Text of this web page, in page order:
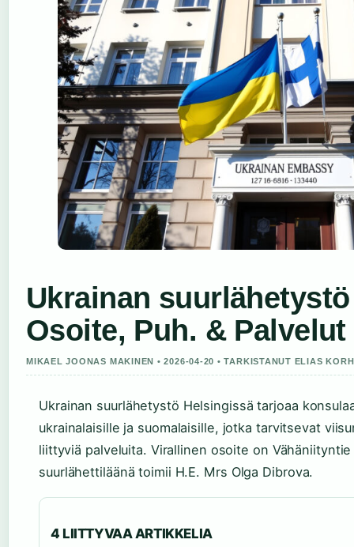
Ukrainan
Osoite, Puh. & Palvelut
MIKAEL JOONAS MAKINEN • 2026-04-20 • TARKISTANUT ELIAS
Ukrainan suurlähetystö Helsingissä tarjoaa
ukrainalaisille ja suomalaisille, jotka tarvitsevat
liittyviä palveluita. Virallinen osoite on
suurlähettiläänä toimii H.E. Mrs Olga Dibrova.
4 LIITTYVAA ARTIKKELIA